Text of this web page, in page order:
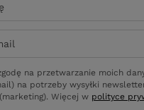
na przetwarzanie moich
na potrzeby wysyłki
Więcej w polityce